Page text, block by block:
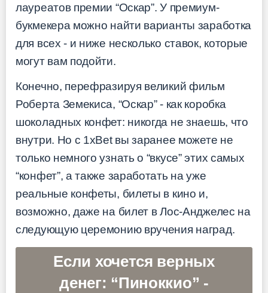
лауреатов премии “Оскар”. У премиум-
букмекера можно найти варианты заработка
для всех - и ниже несколько ставок, которые
могут вам подойти.
Конечно, перефразируя великий фильм
Роберта Земекиса, “Оскар” - как коробка
шоколадных конфет: никогда не знаешь, что
внутри. Но с 1xBet вы заранее можете не
только немного узнать о “вкусе” этих самых
“конфет”, а также заработать на уже
реальные конфеты, билеты в кино и,
возможно, даже на билет в Лос-Анджелес на
следующую церемонию вручения наград.
Если хочется верных
денег: “Пиноккио” -